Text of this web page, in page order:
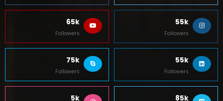
55k
Followers
65k
Followers
55k
Followers
75k
Followers
85k
5k